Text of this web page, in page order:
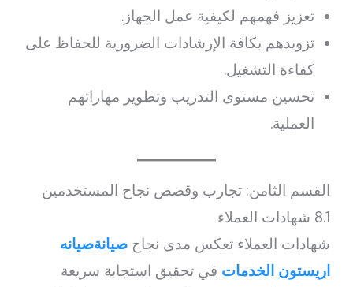
تعزيز فهمهم لكيفية عمل الجهاز.
تزويدهم بكافة الإرشادات الضرورية للحفاظ على
كفاءة التشغيل.
تحسين مستوى التدريب وتطوير مهاراتهم
العملية.
القسم الثامن: تجارب وقصص نجاح المستخدمين
8.1 شهادات العملاء
شهادات العملاء تعكس مدى نجاحصيانةصيانه
اريستون الخدمات في تحقيق استجابة سريعة